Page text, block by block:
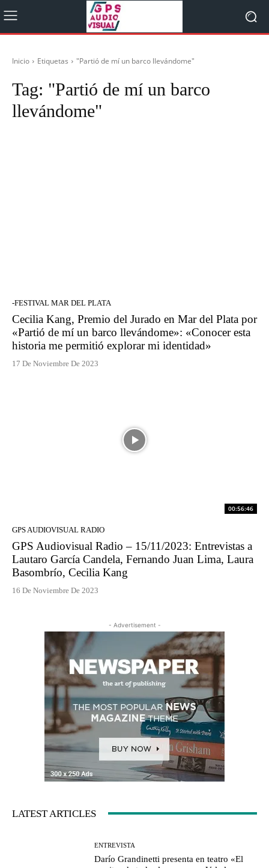
Inicio Etiquetas "Partió de mí un barco llevándome"
Tag: "Partió de mí un barco
llevándome"
-FESTIVAL MAR DEL PLATA
Cecilia Kang, Premio del Jurado en Mar del Plata por
«Partió de mí un barco llevándome»: «Conocer esta
historia me permitió explorar mi identidad»
17 De Noviembre De 2023
00:56:46
GPS AUDIOVISUAL RADIO
GPS Audiovisual Radio – 15/11/2023: Entrevistas a
Lautaro García Candela, Fernando Juan Lima, Laura
Basombrío, Cecilia Kang
16 De Noviembre De 2023
- Advertisement -
LATEST ARTICLES
ENTREVISTA
Darío Grandinetti presenta en teatro «El